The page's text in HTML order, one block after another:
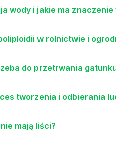
wody i jakie ma
w rolnictwie i
do przetrwania
tworzenia i odbierania
mają liści?